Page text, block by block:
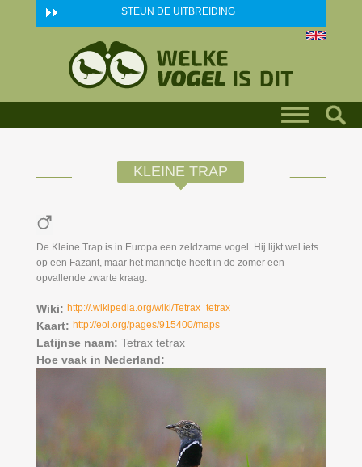
Skip to main content STEUN DE UITBREIDING
KLEINE TRAP
De Kleine Trap is in Europa een zeldzame vogel. Hij lijkt wel iets
op een Fazant, maar het mannetje heeft in de zomer een
opvallende zwarte kraag.
Wiki: http://.wikipedia.org/wiki/Tetrax_tetrax
Kaart: http://eol.org/pages/915400/maps
Latijnse naam: Tetrax tetrax
Hoe vaak in Nederland: